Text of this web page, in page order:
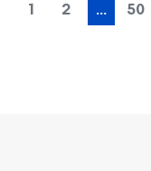
1 2 ... 50